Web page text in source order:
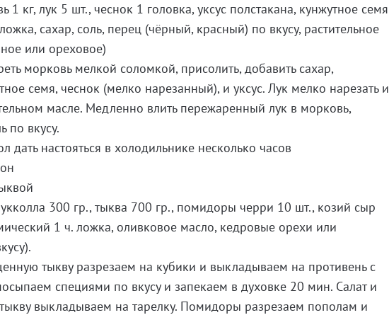
1 кг, лук 5 шт., чеснок 1 головка, уксус полстакана, кунжутное семя
сахар, соль, перец (чёрный, красный) по вкусу, растительное
или ореховое)
морковь мелкой соломкой, присолить, добавить сахар,
семя, чеснок (мелко нарезанный), и уксус. Лук мелко нарезать и
масле. Медленно влить пережаренный лук в морковь,
по вкусу.
дать настояться в холодильнике несколько часов
300 гр., тыква 700 гр., помидоры черри 10 шт., козий сыр
1 ч. ложка, оливковое масло, кедровые орехи или
тыкву разрезаем на кубики и выкладываем на противень с
специями по вкусу и запекаем в духовке 20 мин. Салат и
выкладываем на тарелку. Помидоры разрезаем пополам и